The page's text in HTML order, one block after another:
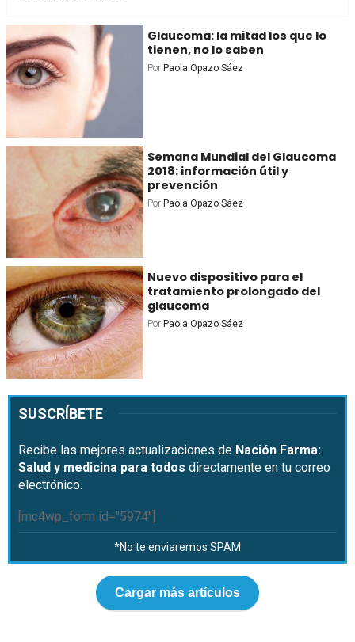
Glaucoma: la mitad los que lo
tienen, no lo saben
Por Paola Opazo Sáez
Semana Mundial del Glaucoma
2018: información útil y
prevención
Por Paola Opazo Sáez
Nuevo dispositivo para el
tratamiento prolongado del
glaucoma
Por Paola Opazo Sáez
SUSCRÍBETE
Recibe las mejores actualizaciones de Nación Farma:
Salud y medicina para todos directamente en tu correo
electrónico.
[mc4wp_form id="5974"]
*No te enviaremos SPAM
Cargar más artículos